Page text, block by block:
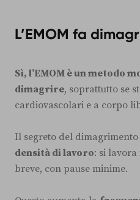
L’EMOM fa
Sì, l’EMOM è un metodo
dimagrire, soprattutto se
cardiovascolari e a corpo
Il segreto del dimagrimento
densità di lavoro: si
breve, con pause minime.